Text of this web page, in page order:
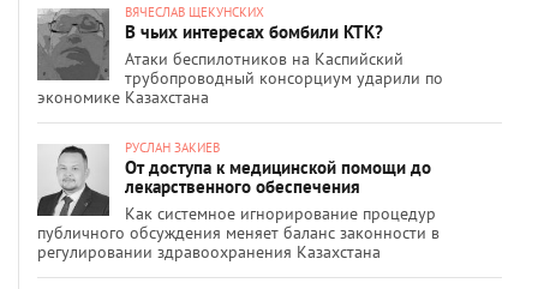
ВЯЧЕСЛАВ ЩЕКУНСКИХ
В чьих интересах бомбили КТК?
Атаки беспилотников на Каспийский
трубопроводный консорциум ударили по
экономике Казахстана
РУСЛАН ЗАКИЕВ
От доступа к медицинской помощи до
лекарственного обеспечения
Как системное игнорирование процедур
публичного обсуждения меняет баланс законности в
регулировании здравоохранения Казахстана